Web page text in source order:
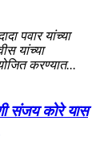
पवार यांच्या
यांच्या
करण्यात...
संजय कोरे यास